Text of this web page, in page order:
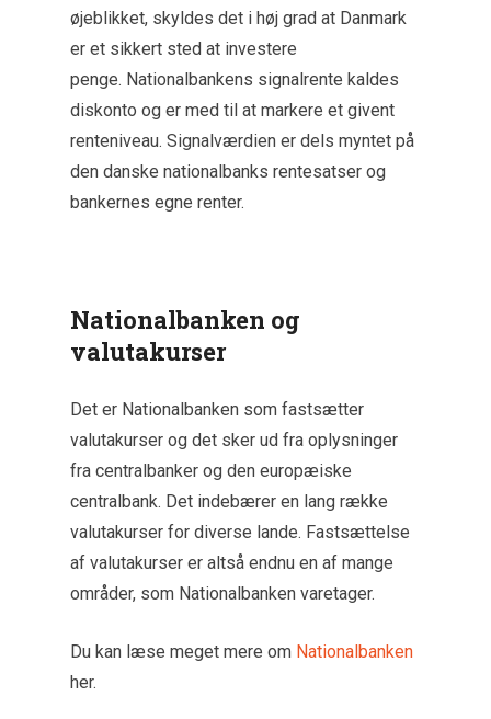
øjeblikket, skyldes det i høj grad at Danmark
er et sikkert sted at investere
penge. Nationalbankens signalrente kaldes
diskonto og er med til at markere et givent
renteniveau. Signalværdien er dels myntet på
den danske nationalbanks rentesatser og
bankernes egne renter.
Nationalbanken og
valutakurser
Det er Nationalbanken som fastsætter
valutakurser og det sker ud fra oplysninger
fra centralbanker og den europæiske
centralbank. Det indebærer en lang række
valutakurser for diverse lande. Fastsættelse
af valutakurser er altså endnu en af mange
områder, som Nationalbanken varetager.
Du kan læse meget mere om Nationalbanken
her.